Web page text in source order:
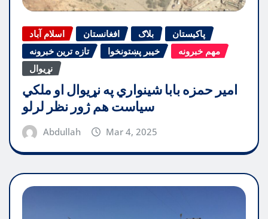
اسلام آباد افغانستان بلاګ
پاکیستان
تازه ترین خبرونه
خیبر پښتونخوا
مهم خبرونه
نړیوال
امیر حمزه بابا شینواري په نړیوال او ملکي
سیاست هم ژور نظر لرلو
Abdullah Mar 4, 2025